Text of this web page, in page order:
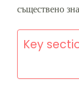
съществено
Key